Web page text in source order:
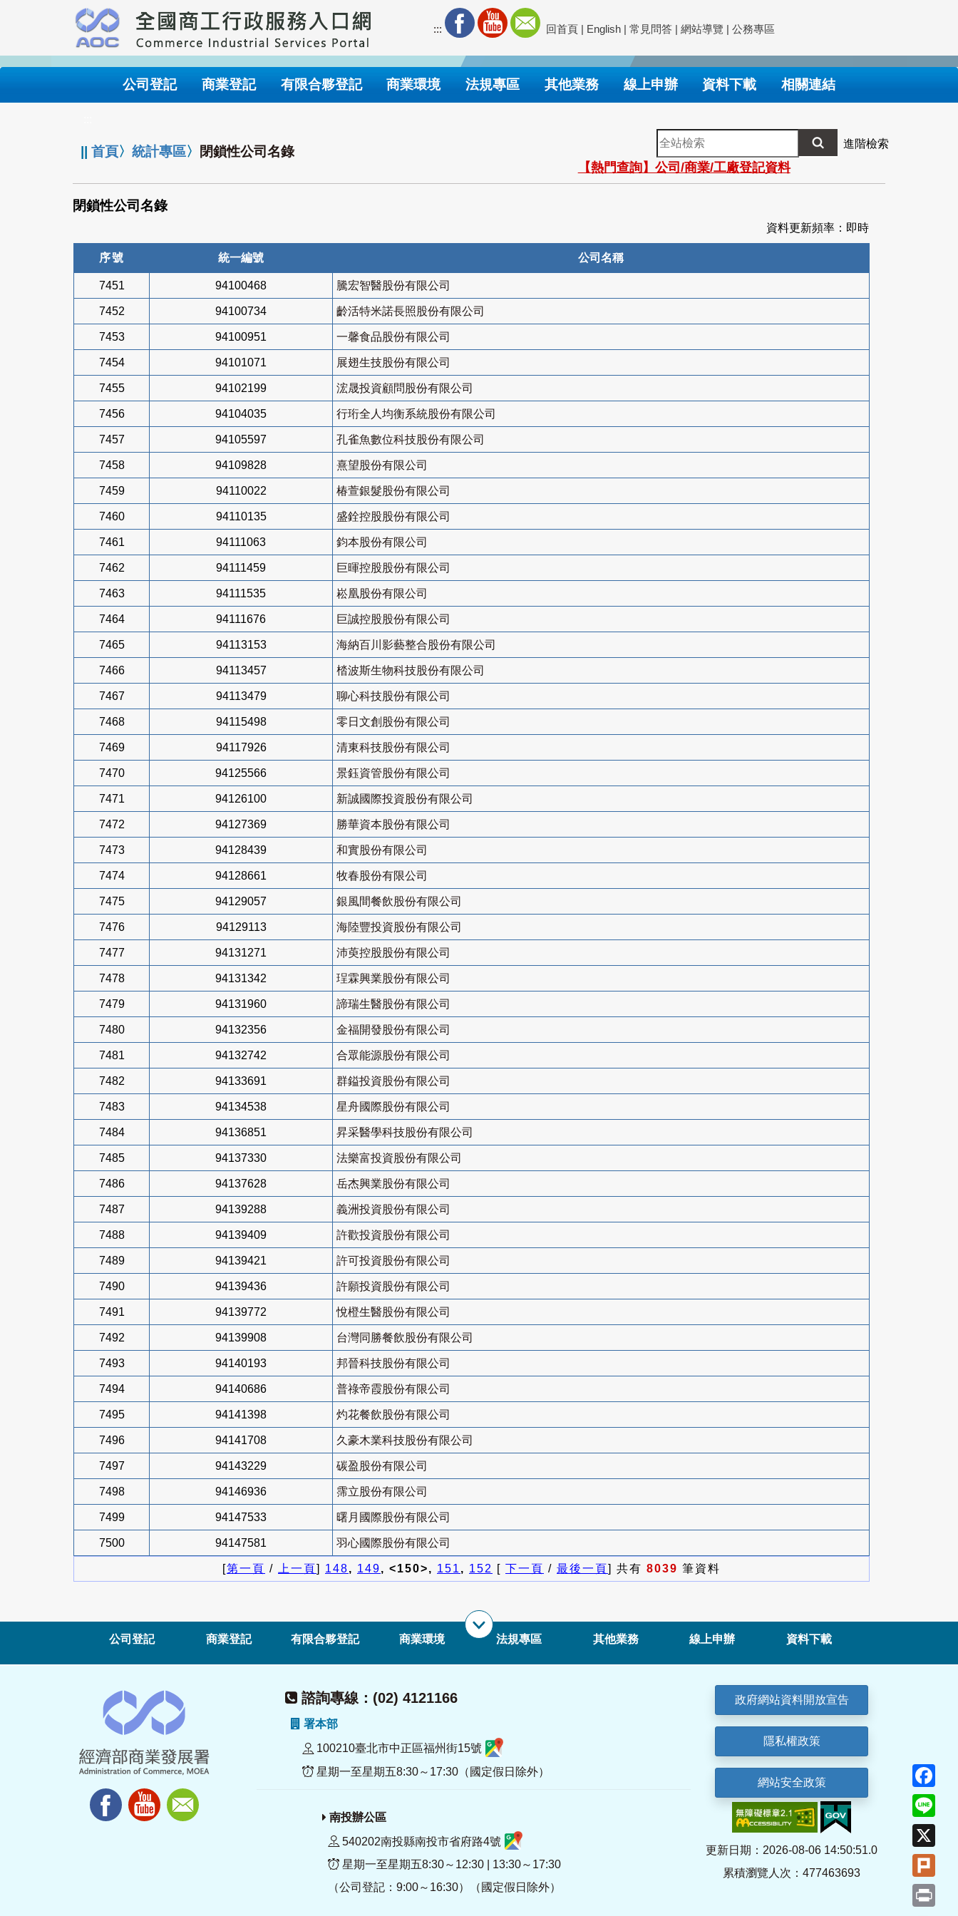
要
內
::: 回首頁 | English | 常見問答 | 網站導覽 | 公務專區
公司登記 商業登記 有限合夥登記 商業環境 法規專區 其他業務 線上申辦 資料下載 相關連結
||首頁〉統計專區〉 閉鎖性公司名錄
全
站
檢
索
進階檢索
【熱門查詢】公司/商業/工廠登記資料
閉鎖性公司名錄
資料更新頻率：即時
序號 統一編號 公司名稱
7451 94100468 騰宏智醫股份有限公司
7452 94100734 齡活特米諾長照股份有限公司
7453 94100951 一馨食品股份有限公司
7454 94101071 展翅生技股份有限公司
7455 94102199 浤晟投資顧問股份有限公司
7456 94104035 行珩全人均衡系統股份有限公司
7457 94105597 孔雀魚數位科技股份有限公司
7458 94109828 熹望股份有限公司
7459 94110022 椿萱銀髮股份有限公司
7460 94110135 盛銓控股股份有限公司
7461 94111063 鈞本股份有限公司
7462 94111459 巨暉控股股份有限公司
7463 94111535 崧凰股份有限公司
7464 94111676 巨誠控股股份有限公司
7465 94113153 海納百川影藝整合股份有限公司
7466 94113457 㭼波斯生物科技股份有限公司
7467 94113479 聊心科技股份有限公司
7468 94115498 零日文創股份有限公司
7469 94117926 清東科技股份有限公司
7470 94125566 景鈺資管股份有限公司
7471 94126100 新誠國際投資股份有限公司
7472 94127369 勝華資本股份有限公司
7473 94128439 和實股份有限公司
7474 94128661 牧春股份有限公司
7475 94129057 銀風間餐飲股份有限公司
7476 94129113 海陸豐投資股份有限公司
7477 94131271 沛萸控股股份有限公司
7478 94131342 珵霖興業股份有限公司
7479 94131960 諦瑞生醫股份有限公司
7480 94132356 金福開發股份有限公司
7481 94132742 合眾能源股份有限公司
7482 94133691 群鎰投資股份有限公司
7483 94134538 星舟國際股份有限公司
7484 94136851 昇采醫學科技股份有限公司
7485 94137330 法樂富投資股份有限公司
7486 94137628 岳杰興業股份有限公司
7487 94139288 義洲投資股份有限公司
7488 94139409 許歡投資股份有限公司
7489 94139421 許可投資股份有限公司
7490 94139436 許願投資股份有限公司
7491 94139772 悅橙生醫股份有限公司
7492 94139908 台灣同勝餐飲股份有限公司
7493 94140193 邦晉科技股份有限公司
7494 94140686 普祿帝霞股份有限公司
7495 94141398 灼花餐飲股份有限公司
7496 94141708 久豪木業科技股份有限公司
7497 94143229 碳盈股份有限公司
7498 94146936 霈立股份有限公司
7499 94147533 曙月國際股份有限公司
7500 94147581 羽心國際股份有限公司
[第一頁 / 上一頁] 148, 149, <150>, 151, 152 [ 下一頁 / 最後一頁] 共有 8039 筆資料
公司登記 商業登記 有限合夥登記 商業環境 法規專區 其他業務 線上申辦 資料下載
諮詢專線：(02) 4121166
署本部
100210臺北市中正區福州街15號
星期一至星期五8:30～17:30（國定假日除外）
南投辦公區
540202南投縣南投市省府路4號
星期一至星期五8:30～12:30 | 13:30～17:30
（公司登記：9:00～16:30）（國定假日除外）
政府網站資料開放宣告
隱私權政策
網站安全政策
更新日期：2026-08-06 14:50:51.0
累積瀏覽人次：477463693